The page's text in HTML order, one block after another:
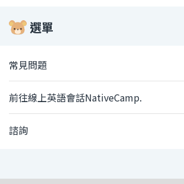
選單
常見問題
前往線上英語會話NativeCamp.
諮詢